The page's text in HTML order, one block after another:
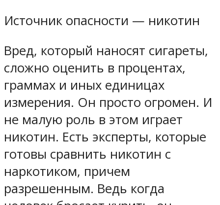
Источник опасности — никотин
Вред, который наносят сигареты,
сложно оценить в процентах,
граммах и иных единицах
измерения. Он просто огромен. И
не малую роль в этом играет
никотин. Есть эксперты, которые
готовы сравнить никотин с
наркотиком, причем
разрешенным. Ведь когда